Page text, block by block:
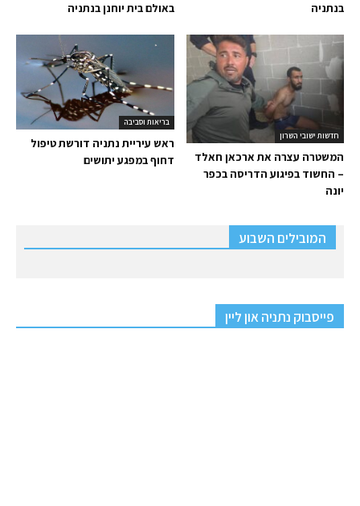
באולם בית יוחנן בנתניה
בנתניה
בריאות וסביבה
ראש עיריית נתניה דורשת טיפול
דחוף במפגע יתושים
חדשות ישובי השרון
המשטרה עצרה את ארכאן חאלד
– החשוד בפיגוע הדריסה בכפר
יונה
המובילים השבוע
פייסבוק נתניה און ליין